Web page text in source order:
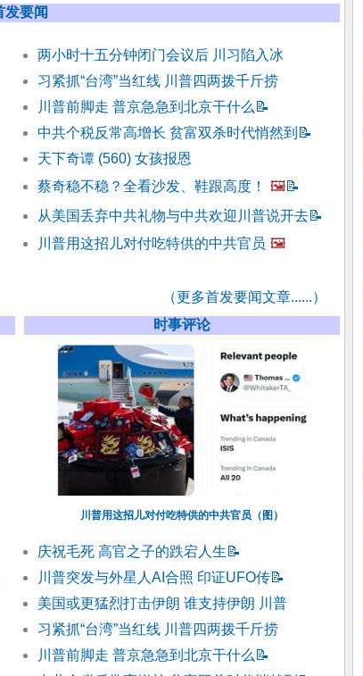
发要闻
两小时十五分钟闭门会议后 川习陷入冰
习紧抓“台湾”当红线 川普四两拨千斤捞
川普前脚走 普京急急到北京干什么 📝
中共个税反常高增长 贫富双杀时代悄然到 📝
天下奇谭 (560) 女孩报恩
蔡奇稳不稳？全看沙发、鞋跟高度！
🖼️📝
从美国丢弃中共礼物与中共欢迎川普说开去📝
川普用这招儿对付吃特供的中共官员 🖼️
（更多首发要闻文章......）
时事评论
川普用这招儿对付吃特供的中共官员（图）
庆祝毛死 高官之子的跌宕人生 📝
川普突发与外星人AI合照 印证UFO传📝
美国或更猛烈打击伊朗 谁支持伊朗 川普
习紧抓“台湾”当红线 川普四两拨千斤捞
川普前脚走 普京急急到北京干什么 📝